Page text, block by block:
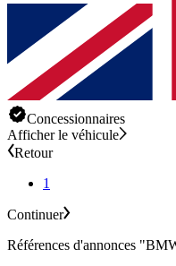
Concessionnaires
Afficher le véhicule
Retour
1
Continuer
Références d'annonces